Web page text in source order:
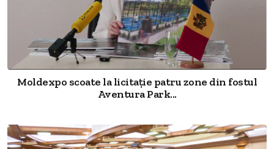
Moldexpo scoate la licitație patru zone din fostul
Aventura Park...